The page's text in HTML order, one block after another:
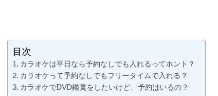
目次
カラオケは平日なら予約なしでも入れるってホント？
カラオケって予約なしでもフリータイムで入れる？
カラオケでDVD鑑賞をしたいけど、予約はいるの？